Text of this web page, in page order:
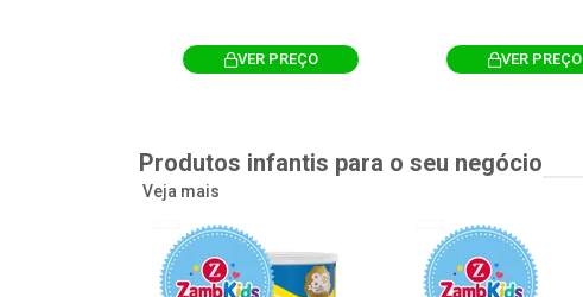
VER PREÇO VER PREÇO
Produtos infantis para o seu negócio
Veja mais